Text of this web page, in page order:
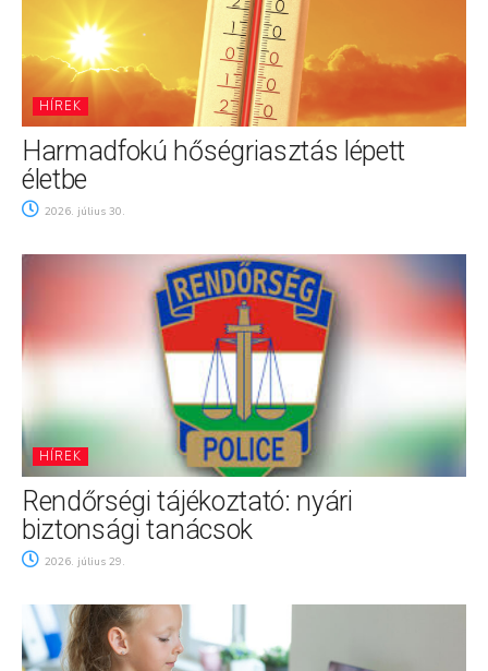
HÍREK
Harmadfokú hőségriasztás lépett
életbe
2026. július 30.
HÍREK
Rendőrségi tájékoztató: nyári
biztonsági tanácsok
2026. július 29.